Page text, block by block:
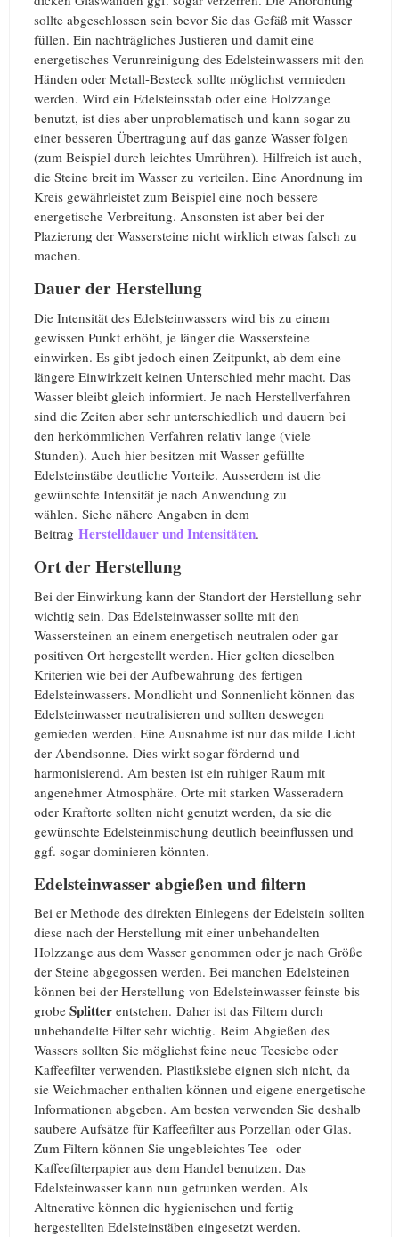
sollte abgeschlossen sein bevor Sie das Gefäß mit Wasser
füllen. Ein nachträgliches Justieren und damit eine
energetisches Verunreinigung des Edelsteinwassers mit den
Händen oder Metall-Besteck sollte möglichst vermieden
werden. Wird ein Edelsteinsstab oder eine Holzzange
benutzt, ist dies aber unproblematisch und kann sogar zu
einer besseren Übertragung auf das ganze Wasser folgen
(zum Beispiel durch leichtes Umrühren). Hilfreich ist auch,
die Steine breit im Wasser zu verteilen. Eine Anordnung im
Kreis gewährleistet zum Beispiel eine noch bessere
energetische Verbreitung. Ansonsten ist aber bei der
Plazierung der Wassersteine nicht wirklich etwas falsch zu
machen.
Dauer der Herstellung
Die Intensität des Edelsteinwassers wird bis zu einem
gewissen Punkt erhöht, je länger die Wassersteine
einwirken. Es gibt jedoch einen Zeitpunkt, ab dem eine
längere Einwirkzeit keinen Unterschied mehr macht. Das
Wasser bleibt gleich informiert. Je nach Herstellverfahren
sind die Zeiten aber sehr unterschiedlich und dauern bei
den herkömmlichen Verfahren relativ lange (viele
Stunden). Auch hier besitzen mit Wasser gefüllte
Edelsteinstäbe deutliche Vorteile. Ausserdem ist die
gewünschte Intensität je nach Anwendung zu
wählen. Siehe nähere Angaben in dem
Beitrag Herstelldauer und Intensitäten.
Ort der Herstellung
Bei der Einwirkung kann der Standort der Herstellung sehr
wichtig sein. Das Edelsteinwasser sollte mit den
Wassersteinen an einem energetisch neutralen oder gar
positiven Ort hergestellt werden. Hier gelten dieselben
Kriterien wie bei der Aufbewahrung des fertigen
Edelsteinwassers. Mondlicht und Sonnenlicht können das
Edelsteinwasser neutralisieren und sollten deswegen
gemieden werden. Eine Ausnahme ist nur das milde Licht
der Abendsonne. Dies wirkt sogar fördernd und
harmonisierend. Am besten ist ein ruhiger Raum mit
angenehmer Atmosphäre. Orte mit starken Wasseradern
oder Kraftorte sollten nicht genutzt werden, da sie die
gewünschte Edelsteinmischung deutlich beeinflussen und
ggf. sogar dominieren könnten.
Edelsteinwasser abgießen und filtern
Bei er Methode des direkten Einlegens der Edelstein sollten
diese nach der Herstellung mit einer unbehandelten
Holzzange aus dem Wasser genommen oder je nach Größe
der Steine abgegossen werden. Bei manchen Edelsteinen
können bei der Herstellung von Edelsteinwasser feinste bis
grobe Splitter entstehen. Daher ist das Filtern durch
unbehandelte Filter sehr wichtig. Beim Abgießen des
Wassers sollten Sie möglichst feine neue Teesiebe oder
Kaffeefilter verwenden. Plastiksiebe eignen sich nicht, da
sie Weichmacher enthalten können und eigene energetische
Informationen abgeben. Am besten verwenden Sie deshalb
saubere Aufsätze für Kaffeefilter aus Porzellan oder Glas.
Zum Filtern können Sie ungebleichtes Tee- oder
Kaffeefilterpapier aus dem Handel benutzen. Das
Edelsteinwasser kann nun getrunken werden. Als
Altnerative können die hygienischen und fertig
hergestellten Edelsteinstäben eingesetzt werden.